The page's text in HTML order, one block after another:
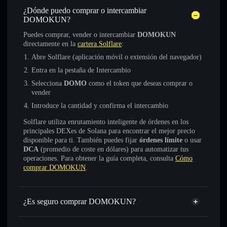
¿Dónde puedo comprar o intercambiar
DOMOKUN?
Puedes comprar, vender o intercambiar DOMOKUN
directamente en la cartera Solflare:
Abre Solflare (aplicación móvil o extensión del navegador)
Entra en la pestaña de Intercambio
Selecciona DOMO como el token que deseas comprar o
vender
Introduce la cantidad y confirma el intercambio
Solflare utiliza enrutamiento inteligente de órdenes en los
principales DEXes de Solana para encontrar el mejor precio
disponible para ti. También puedes fijar órdenes límite o usar
DCA (promedio de coste en dólares) para automatizar tus
operaciones. Para obtener la guía completa, consulta Cómo
comprar DOMOKUN.
¿Es seguro comprar DOMOKUN?
DOMOKUN no está verificado